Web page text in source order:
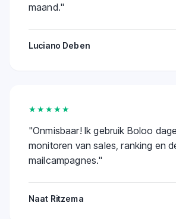
maand."
Luciano Deben
★★★★★
"Onmisbaar! Ik gebruik Boloo
monitoren van sales, ranking en
mailcampagnes."
Naat Ritzema